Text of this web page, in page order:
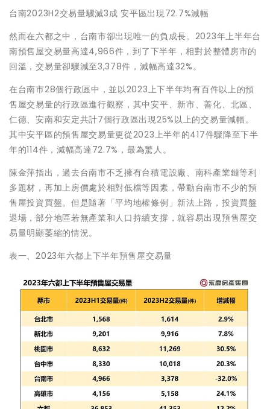
台南2023H2交易量驟減3成 安平區出現72.7%減幅
然而在六都之中，台南市卻出現唯一的負成長。2023年上半年台
南預售屋交易量高達4,966件，到了下半年，相對於整體房市的
回溫，交易量卻驟減至3,378件，減幅高達32%。
在台南市28個行政區中，並以2023上下半年均有百件以上的預
售屋交易量的行政區進行觀察，其中安平、新市、善化、北區、
仁德、安南和安定共計7個行政區出現25%以上的交易量減幅。
其中安平區的預售屋交易量更從2023上半年的417件驟降至下半
年的114件，減幅高達72.7%，最為驚人。
陳金萍指出，過去台南市不乏擁有台積電設廠、南科產業鏈等利
多題材，再加上房價處於相對低檔等因素，帶動台南市不少的預
售屋投資買盤。但是隨著「平均地權條例」新法上路，投資買盤
退場，部分地區若無產業和人口持續支撐，就容易出現預售屋交
易量明顯萎縮的情況。
表一、2023年六都上下半年預售屋交易量